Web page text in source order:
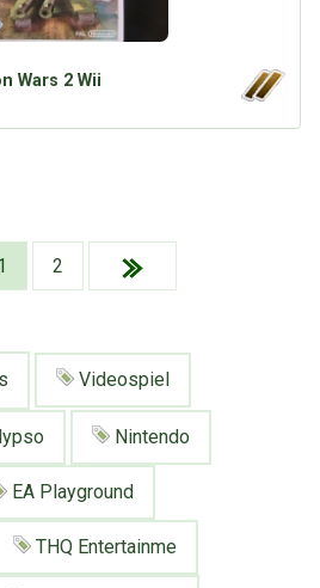
Wars 2 Wii
2
Videospiel
Nintendo
EA Playground
THQ Entertainme